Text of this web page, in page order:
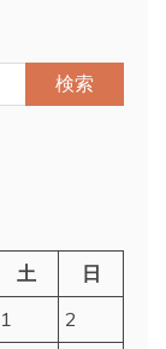
土
日
1
2